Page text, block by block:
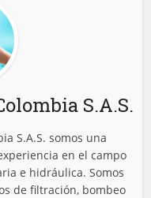
S.A.S.
S.A.S. somos una
en el campo
e hidráulica. Somos
de filtración, bombeo